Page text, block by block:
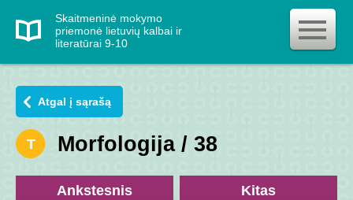
Skaitmeninė mokymo
priemonė lietuvių kalbai ir
literatūrai 9-10
Atgal į sąrašą
T Morfologija / 38
Kitas
Ankstesnis